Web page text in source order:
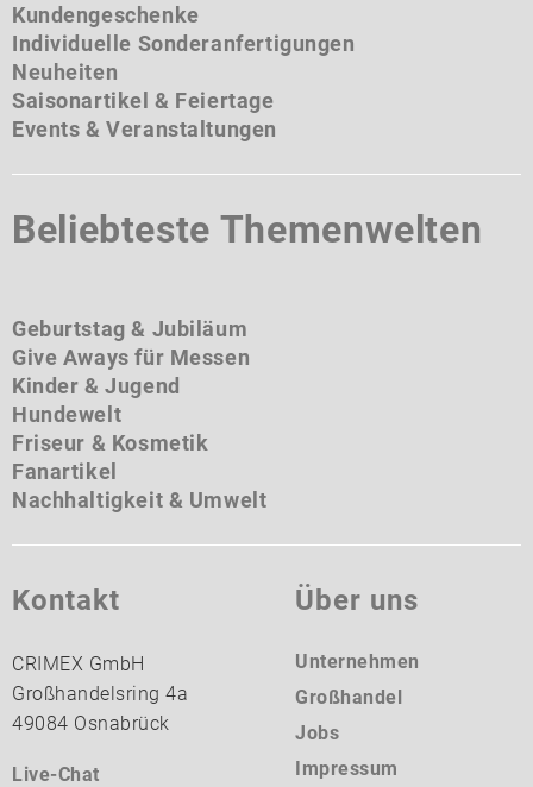
Kundengeschenke
Individuelle Sonderanfertigungen
Neuheiten
Saisonartikel & Feiertage
Events & Veranstaltungen
Beliebteste Themenwelten
Geburtstag & Jubiläum
Give Aways für Messen
Kinder & Jugend
Hundewelt
Friseur & Kosmetik
Fanartikel
Nachhaltigkeit & Umwelt
Kontakt
CRIMEX GmbH
Großhandelsring 4a
49084 Osnabrück
Live-Chat
Über uns
Unternehmen
Großhandel
Jobs
Impressum